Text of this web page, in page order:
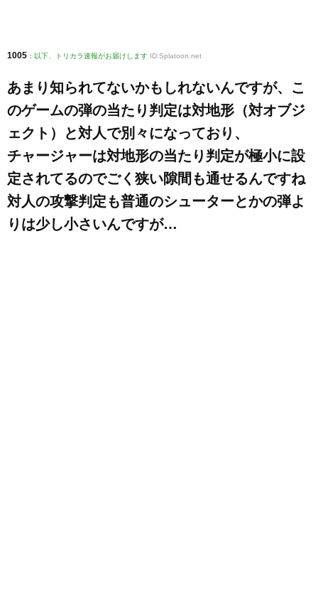
1005 : 以下、トリカラ速報がお届けします ID:Splatoon.net
あまり知られてないかもしれないんですが、こ
のゲームの弾の当たり判定は対地形（対オブジ
ェクト）と対人で別々になっており、
チャージャーは対地形の当たり判定が極小に設
定されてるのでごく狭い隙間も通せるんですね
対人の攻撃判定も普通のシューターとかの弾よ
りは少し小さいんですが…